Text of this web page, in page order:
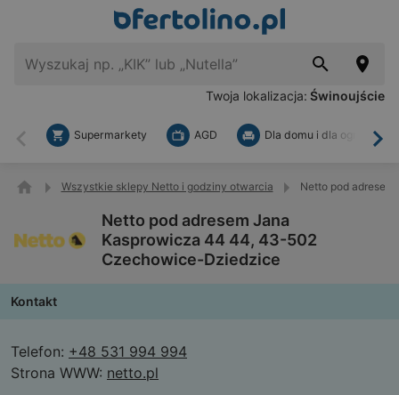
Twoja lokalizacja: Świnoujście
Wstecz
Supermarkety AGD Dla domu i dla ogrodu
Wszystkie sklepy Netto i godziny otwarcia Netto pod
Netto pod adresem Jana
Kasprowicza 44 44, 43-502
Czechowice-Dziedzice
Kontakt
Telefon: +48 531 994 994
Strona WWW: netto.pl